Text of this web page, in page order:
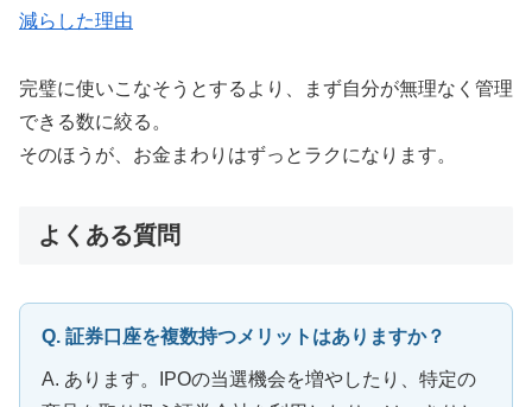
減らした理由
完璧に使いこなそうとするより、まず自分が無理なく管理
できる数に絞る。
そのほうが、お金まわりはずっとラクになります。
よくある質問
Q. 証券口座を複数持つメリットはありますか？
A. あります。IPOの当選機会を増やしたり、特定の